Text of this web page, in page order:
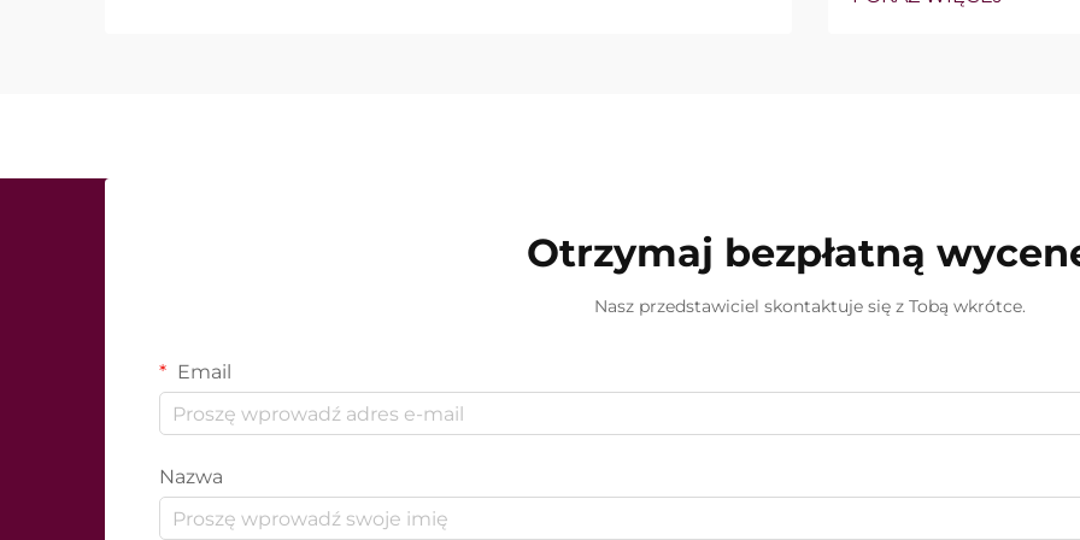
sprzedażową.
Otrzymaj bezpłatną
Nasz przedstawiciel skontaktuje się z Tobą wkrótce.
Email
Nazwa